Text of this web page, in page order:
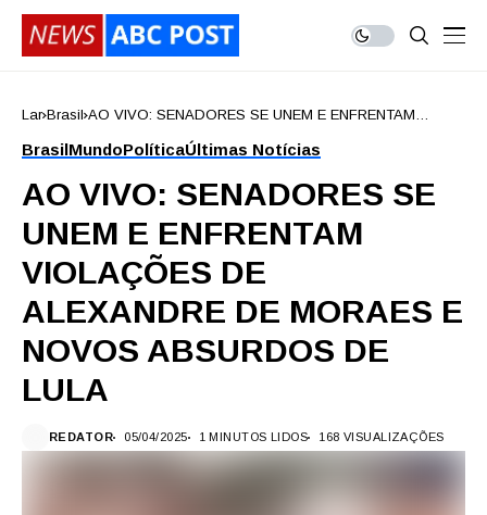
Lar Brasil AO VIVO: SENADORES SE UNEM E ENFRENTAM
ABSURDOS DE LULA
BrasilMundoPolíticaÚltimas Notícias
AO VIVO: SENADORES SE
UNEM E ENFRENTAM
VIOLAÇÕES DE
ALEXANDRE DE MORAES E
NOVOS ABSURDOS DE
LULA
REDATOR 05/04/2025 1 MINUTOS LIDOS 168 VISUALIZAÇÕES